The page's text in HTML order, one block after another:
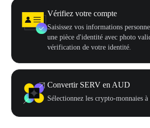
Vérifiez votre compte
Saisissez vos informations
une pièce d'identité avec photo
vérification de votre identité.
Convertir SERV en AUD
Sélectionnez les crypto-monnaies